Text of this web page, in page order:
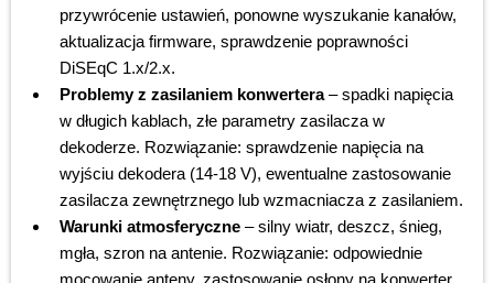
przywrócenie ustawień, ponowne wyszukanie kanałów,
aktualizacja firmware, sprawdzenie poprawności
DiSEqC 1.x/2.x.
Problemy z zasilaniem konwertera– spadki napięcia
w długich kablach, złe parametry zasilacza w
dekoderze. Rozwiązanie: sprawdzenie napięcia na
wyjściu dekodera (14-18 V), ewentualne zastosowanie
zasilacza zewnętrznego lub wzmacniacza z zasilaniem.
Warunki atmosferyczne– silny wiatr, deszcz, śnieg,
mgła, szron na antenie. Rozwiązanie: odpowiednie
mocowanie anteny, zastosowanie osłony na konwerter,